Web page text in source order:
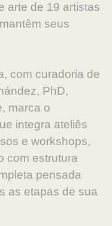
arte de 19 artistas
seus
com curadoria de
PhD,
marca o
integra ateliês
e workshops,
com estrutura
pensada
as etapas de sua